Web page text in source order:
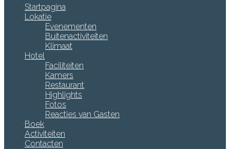
Startpagina
Lokatie
Evenementen
Buitenactiviteiten
Klimaat
Hotel
Faciliteiten
Kamers
Restaurant
Highlights
Fotos
Reacties van Gasten
Boek
Activiteiten
Contacten